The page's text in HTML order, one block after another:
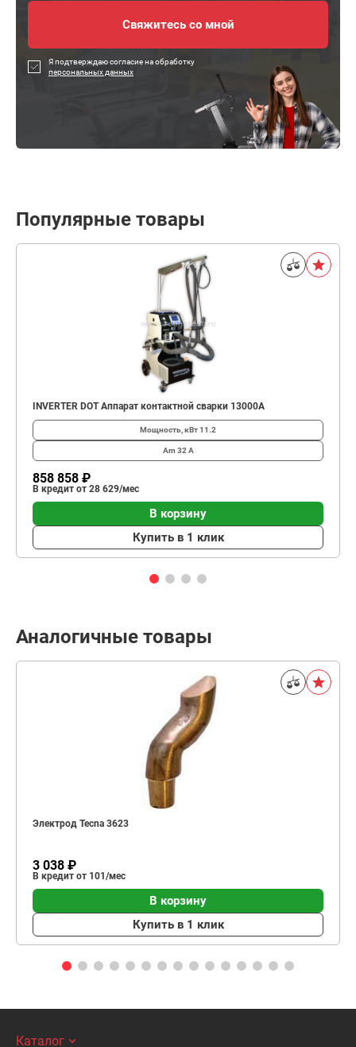
Я подтверждаю согласие на обработку
персональных данных
Популярные товары
INVERTER DOT Аппарат контактной сварки 13000А
Мощность, кВт11.2
Am 32 А
858 858 ₽
В кредит от 28 629/мес
В корзину
Купить в 1 клик
Аналогичные товары
Электрод Tecna 3623
3 038 ₽
В кредит от 101/мес
В корзину
Купить в 1 клик
Каталог